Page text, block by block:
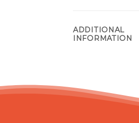
ADDITIONAL
INFORMATION